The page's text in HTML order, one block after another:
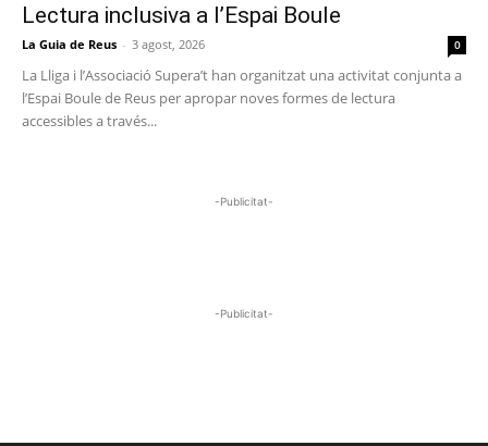
Lectura inclusiva a l’Espai Boule
La Guia de Reus - 3 agost, 2026 0
La Lliga i l’Associació Supera’t han organitzat una activitat conjunta a
l’Espai Boule de Reus per apropar noves formes de lectura
accessibles a través...
-Publicitat-
-Publicitat-